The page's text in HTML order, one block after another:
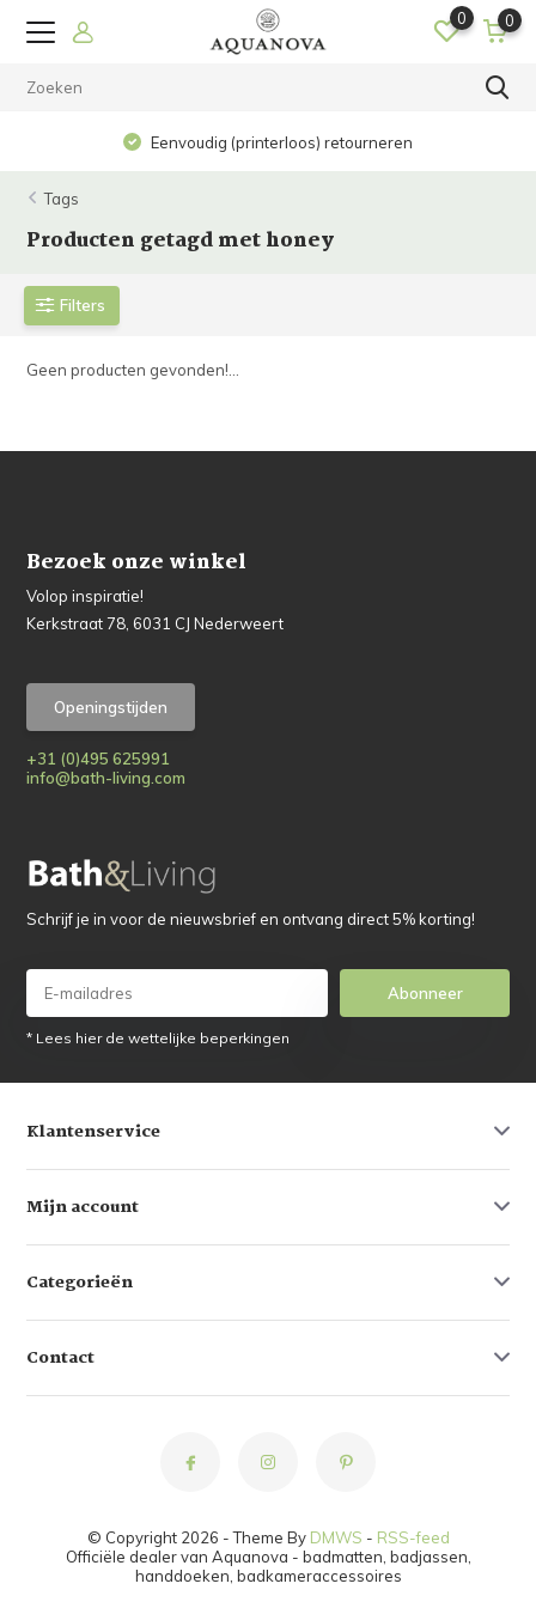
0 0
Eenvoudig (printerloos) retourneren
Tags
Producten getagd met honey
Filters
Geen producten gevonden!...
Bezoek onze winkel
Volop inspiratie!
Kerkstraat 78, 6031 CJ Nederweert
Openingstijden
+31 (0)495 625991
info@bath-living.com
Schrijf je in voor de nieuwsbrief en ontvang direct 5% korting!
Abonneer
* Lees hier de wettelijke beperkingen
Klantenservice
Mijn account
Categorieën
Contact
© Copyright 2026 - Theme By DMWS - RSS-feed
Officiële dealer van Aquanova - badmatten, badjassen,
handdoeken, badkameraccessoires